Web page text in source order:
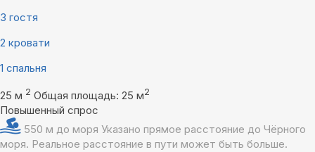
3 гостя
2 кровати
1 спальня
25 м 2 Общая площадь: 25 м2
Повышенный спрос
550 м до моря Указано прямое расстояние до Чёрного
моря. Реальное расстояние в пути может быть больше.